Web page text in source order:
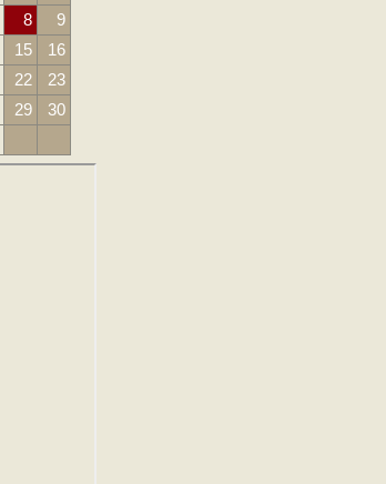
8
9
15
16
22
23
29
30